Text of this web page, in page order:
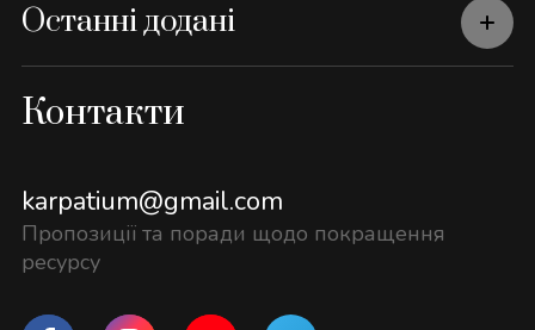
Останні додані
Контакти
karpatium@gmail.com
Пропозиції та поради щодо покращення
ресурсу